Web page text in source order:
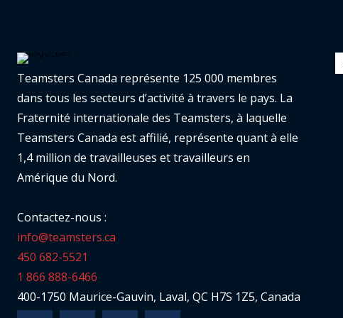
Teamsters Canada représente 125 000 membres
dans tous les secteurs d’activité à travers le pays. La
Fraternité internationale des Teamsters, à laquelle
Teamsters Canada est affilié, représente quant à elle
1,4 million de travailleuses et travailleurs en
Amérique du Nord.
Contactez-nous :
info@teamsters.ca
450 682-5521
1 866 888-6466
400-1750 Maurice-Gauvin, Laval, QC H7S 1Z5, Canada